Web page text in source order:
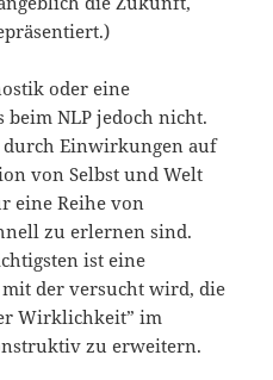
oder eine
beim NLP jedoch nicht.
durch Einwirkungen auf
von Selbst und Welt
eine Reihe von
zu erlernen sind.
ist eine
der versucht wird, die
Wirklichkeit” im
zu erweitern.